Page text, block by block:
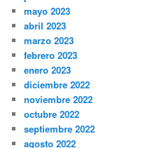
mayo 2023
abril 2023
marzo 2023
febrero 2023
enero 2023
diciembre 2022
noviembre 2022
octubre 2022
septiembre 2022
agosto 2022